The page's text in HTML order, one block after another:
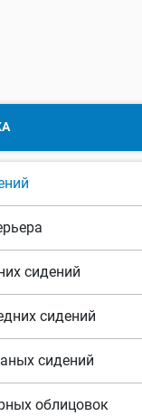
сидений
сидений
сидений
облицовок